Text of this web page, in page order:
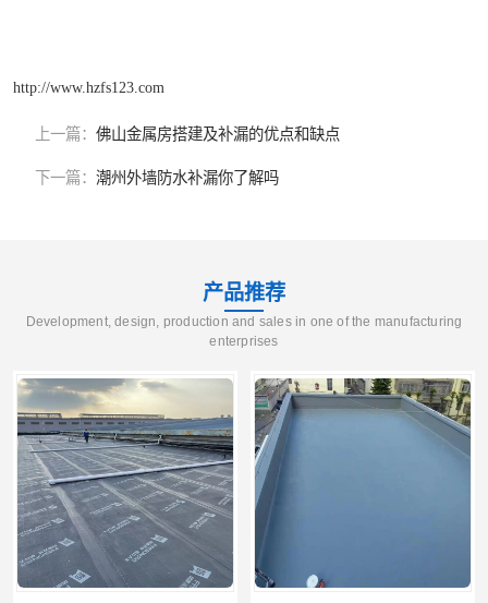
http://www.hzfs123.com
上一篇： 佛山金属房搭建及补漏的优点和缺点
下一篇： 潮州外墙防水补漏你了解吗
产品推荐
Development, design, production and sales in one of the manufacturing
enterprises